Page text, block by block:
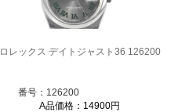
ロレックス デイトジャスト36 126200
番号：126200
A品価格：14900円